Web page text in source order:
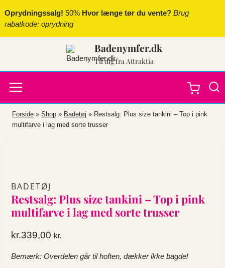
indhold
Oprydningssalg! 50% Hvor længe tør du vente? Brug
rabatkode: oprydning
Badenymfer.dk
Til dig fra Attraktia
Forside » Shop » Badetøj » Restsalg: Plus size tankini – Top i pink
multifarve i lag med sorte trusser
BADETØJ
Restsalg: Plus size tankini – Top i pink
multifarve i lag med sorte trusser
kr.339,00 kr.
Bemærk: Overdelen går til hoften, dækker ikke bagdel